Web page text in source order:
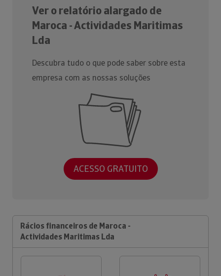
Ver o relatório alargado de
Maroca - Actividades Maritimas
Lda
Descubra tudo o que pode saber sobre esta
empresa com as nossas soluções
ACESSO GRATUITO
Rácios financeiros de Maroca -
Actividades Maritimas Lda